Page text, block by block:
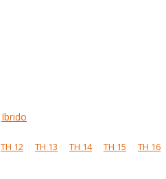
Ibrido
TH 12 TH 13 TH 14 TH 15 TH 16